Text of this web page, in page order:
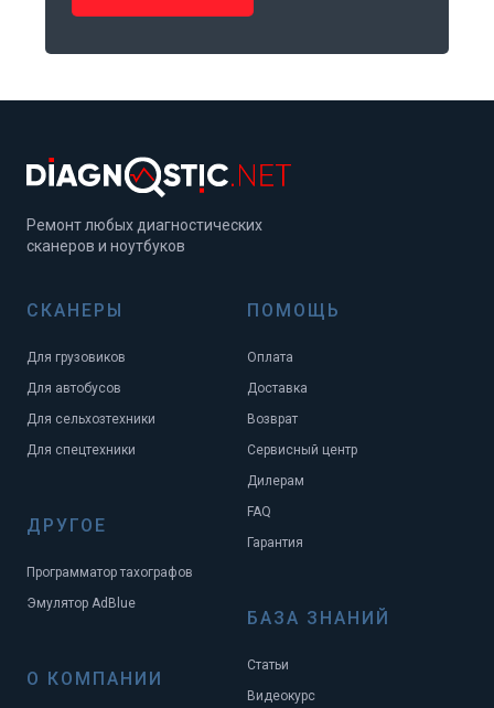
Ремонт любых диагностических
сканеров и ноутбуков
СКАНЕРЫ
Для грузовиков
Для автобусов
Для сельхозтехники
Для спецтехники
ДРУГОЕ
Программатор тахографов
Эмулятор AdBlue
О КОМПАНИИ
ПОМОЩЬ
Оплата
Доставка
Возврат
Сервисный центр
Дилерам
FAQ
Гарантия
БАЗА ЗНАНИЙ
Статьи
Видеокурс